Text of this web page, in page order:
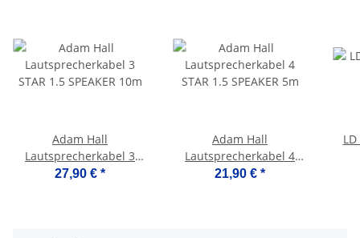
Adam Hall
Lautsprecherkabel 3
STAR 1.5 SPEAKER 10m
27,90 € *
Adam Hall
Lautsprecherkabel 4
STAR 1.5 SPEAKER 5m
21,90 € *